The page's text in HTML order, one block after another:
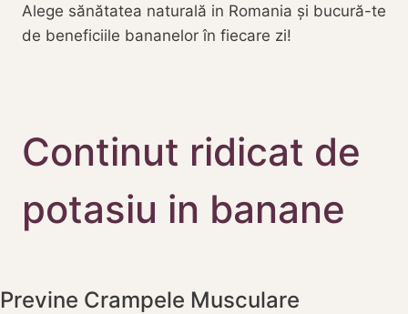
Alege sănătatea naturală in Romania și bucură-te
de beneficiile bananelor în fiecare zi!
Continut ridicat de
potasiu in banane
Previne Crampele Musculare